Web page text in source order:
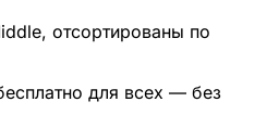
отсортированы по
для всех — без